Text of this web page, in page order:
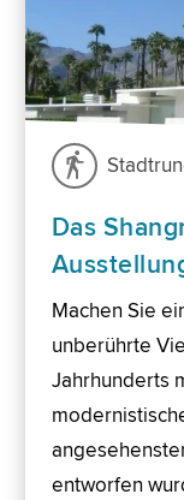
Das
Machen Sie
unberührte
Jahrhunderts
entworfen